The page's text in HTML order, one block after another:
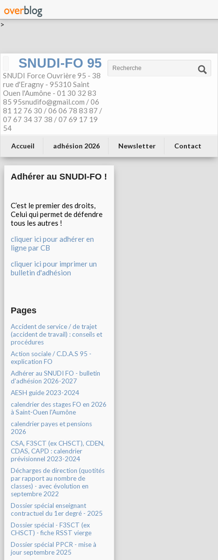
>
SNUDI-FO 95
SNUDI Force Ouvrière 95 - 38
rue d'Eragny - 95310 Saint
Ouen l'Aumône - 01 30 32 83
85 95snudifo@gmail.com / 06
81 12 76 30 / 06 06 78 83 87 /
07 67 34 37 38 / 07 69 17 19
54
Accueil adhésion 2026 Newsletter Contact
Adhérer au SNUDI-FO !
C’est le premier des droits,
Celui qui permet de défendre
tous les autres !
cliquer ici pour adhérer en
ligne par CB
cliquer ici pour imprimer un
bulletin d'adhésion
Pages
Accident de service / de trajet
(accident de travail) : conseils et
procédures
Action sociale / C.D.A.S 95 -
explication FO
Adhérer au SNUDI FO - bulletin
d'adhésion 2026-2027
AESH guide 2023-2024
calendrier des stages FO en 2026
à Saint-Ouen l'Aumône
calendrier payes et pensions
2026
CSA, F3SCT (ex CHSCT), CDEN,
CDAS, CAPD : calendrier
prévisionnel 2023-2024
Décharges de direction (quotités
par rapport au nombre de
classes) - avec évolution en
septembre 2022
Dossier spécial enseignant
contractuel du 1er degré - 2025
Dossier spécial - F3SCT (ex
CHSCT) - fiche RSST vierge
Dossier spécial PPCR - mise à
jour septembre 2025